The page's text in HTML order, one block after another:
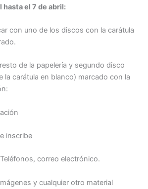
hasta el 7 de abril:
con uno de los discos con la carátula
de la papelería y segundo disco
la carátula en blanco) marcado con la
inscribe
correo electrónico.
y cualquier otro material